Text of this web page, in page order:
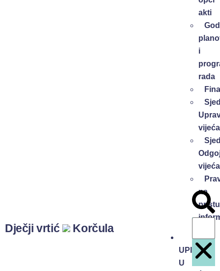
Dječji vrtić Korčula
akti
i
rada
vijeća
vijeća
na
UPISI
U